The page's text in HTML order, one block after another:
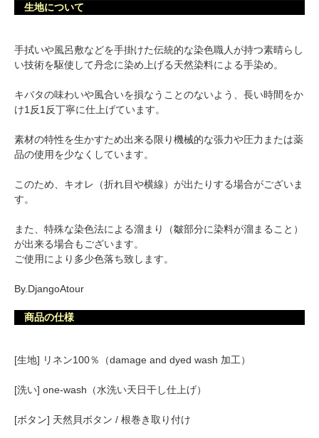
生地について
手拭いや風呂敷などを手掛けた伝統的な染色職人が持つ素晴らし
い技術を駆使して丹念に染め上げる天然染料による手染め。
キバタの味わいや風合いを損なうことのないよう、長い時間をか
け1反1反丁寧に仕上げています。
素材の特性を生かすため出来る限り機械的な張力や圧力または薬
品の使用を少なくしています。
このため、キオレ（折れ目や横線）が出たりする場合がございま
す。
また、特殊な染色法による溜まり（皺部分に染料が溜まること）
が出来る場合もございます。
ご使用により多少色落ち致します。
By.DjangoAtour
商品の仕様
[生地] リネン100％（damage and dyed wash 加工）
[洗い] one-wash（水洗い天日干し仕上げ）
[ボタン] 天然貝ボタン / 根巻き取り付け